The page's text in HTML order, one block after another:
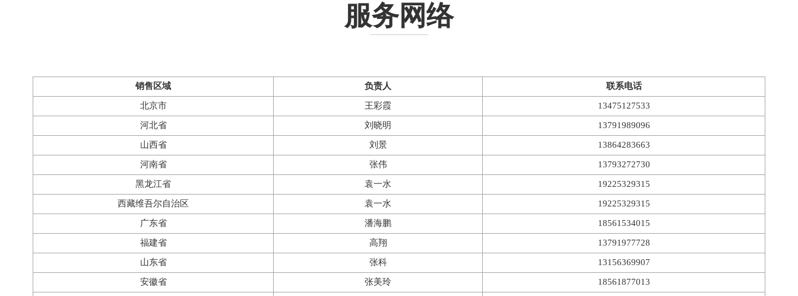
服务网络
销售区域 负责人 联系电话
北京市 王彩霞 13475127533
河北省 刘晓明 13791989096
山西省 刘景 13864283663
河南省 张伟 13793272730
黑龙江省 袁一水 19225329315
西藏维吾尔自治区 袁一水 19225329315
广东省 潘海鹏 18561534015
福建省 高翔 13791977728
山东省 张科 13156369907
安徽省 张美玲 18561877013